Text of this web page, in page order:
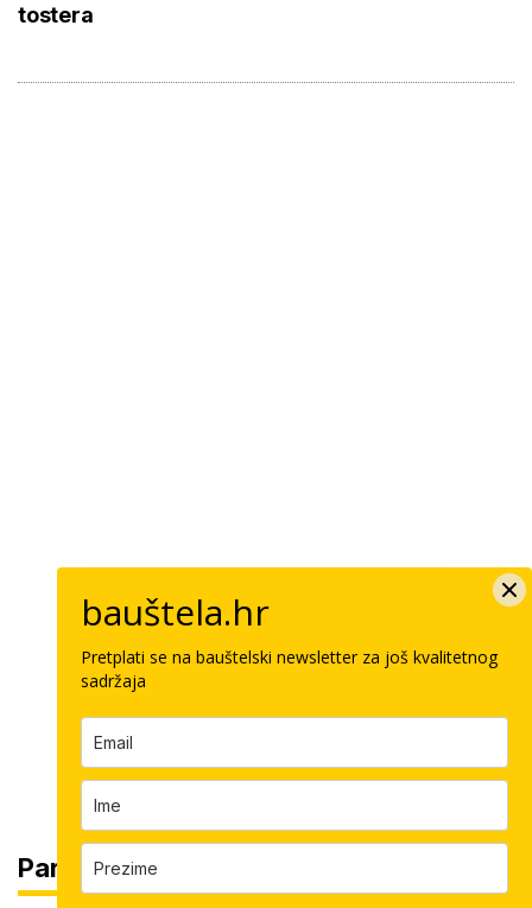
tostera
Partneri
bauštela.hr
Pretplati se na bauštelski newsletter za još kvalitetnog
sadržaja